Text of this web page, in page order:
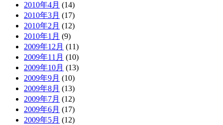
2010年4月 (14)
2010年3月 (17)
2010年2月 (12)
2010年1月 (9)
2009年12月 (11)
2009年11月 (10)
2009年10月 (13)
2009年9月 (10)
2009年8月 (13)
2009年7月 (12)
2009年6月 (17)
2009年5月 (12)